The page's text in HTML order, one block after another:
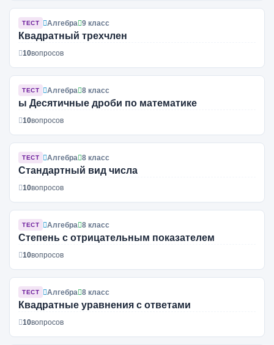
ТЕСТ Алгебра 9 класс
Квадратный трехчлен
10вопросов
ТЕСТ Алгебра 8 класс
ы Десятичные дроби по математике
10вопросов
ТЕСТ Алгебра 8 класс
Стандартный вид числа
10вопросов
ТЕСТ Алгебра 8 класс
Степень с отрицательным показателем
10вопросов
ТЕСТ Алгебра 8 класс
Квадратные уравнения с ответами
10вопросов